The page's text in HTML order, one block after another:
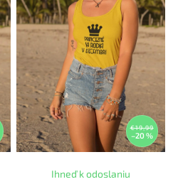
€19,99
–20 %
Ihneď k odoslaniu